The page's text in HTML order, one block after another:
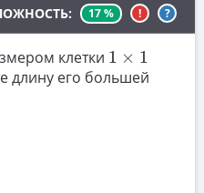
17 % ! ?
клетки 1 × 1
1 ×1
длину его большей